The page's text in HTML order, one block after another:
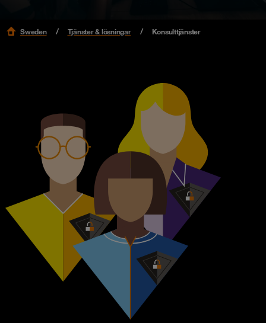
Sweden Tjänster & lösningar Konsulttjänster